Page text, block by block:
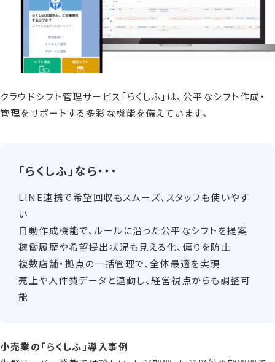
クラウドシフト管理サービス「らくしふ」は、公平なシフト作成・
管理をサポートする多彩な機能を備えています。
「らくしふ」なら・・・
LINE連携で希望回収もスムーズ、スタッフも使いやす
い
自動作成機能で、ルールに沿った公平なシフトを提案
稼働履歴や希望提出状況も見える化、偏りを防止
複数店舗・拠点の一括管理で、全体最適を実現
売上や人件費データと連動し、経営視点からも調整可
能
小売業の「らくしふ」導入事例